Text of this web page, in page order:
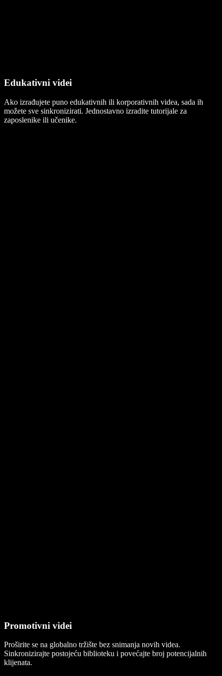
Edukativni videi
Ako izrađujete puno edukativnih ili korporativnih videa, sada ih
možete sve sinkronizirati. Jednostavno izradite tutorijale za
zaposlenike ili učenike.
Promotivni videi
Proširite se na globalno tržište bez snimanja novih videa.
Sinkronizirajte postojeću biblioteku i povećajte broj potencijalnih
klijenata.